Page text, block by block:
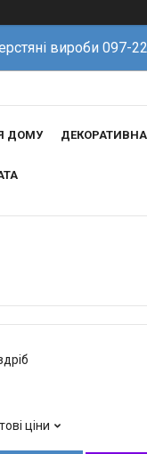
вироби 097-
ДОМУ
ціни